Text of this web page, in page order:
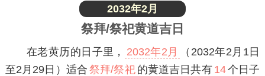
2032年2月
祭拜/祭祀黄道吉日
在老黄历的日子里， 2032年2月
（2032年2月1日
至2月29日）适合 祭拜/祭祀 的黄道吉日共有 14个日子